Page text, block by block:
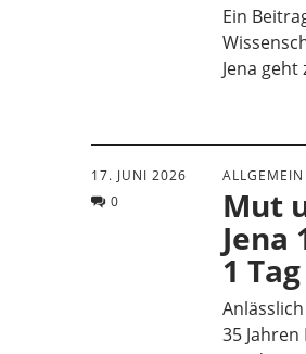
Ein
Jena
17. JUNI 2026
0
ALLGEMEIN
Mut
Jena
1 Tag
35